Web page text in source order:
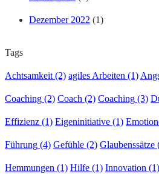
Dezember 2022 (1)
Tags
Achtsamkeit (2) agiles Arbeiten (1)
Coaching (2) Coach (2) Coaching (3)
Effizienz (1) Eigeninitiative (1)
Führung (4) Gefühle (2) Glaubenssätze
Hemmungen (1) Hilfe (1) Innovation (1)